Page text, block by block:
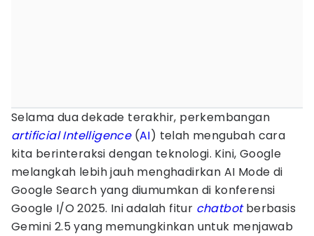
Selama dua dekade terakhir, perkembangan
artificial Intelligence(AI) telah mengubah cara
kita berinteraksi dengan teknologi. Kini, Google
melangkah lebih jauh menghadirkan AI Mode di
Google Search yang diumumkan di konferensi
Google I/O 2025. Ini adalah fitur chatbotberbasis
Gemini 2.5 yang memungkinkan untuk menjawab